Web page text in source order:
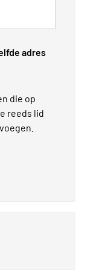
adres
die op
reeds lid